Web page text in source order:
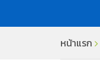
หน้าแรก